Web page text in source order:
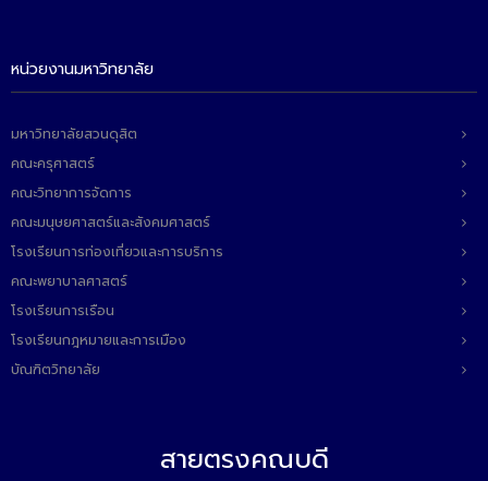
หน่วยงานมหาวิทยาลัย
มหาวิทยาลัยสวนดุสิต
คณะครุศาสตร์
คณะวิทยาการจัดการ
คณะมนุษยศาสตร์และสังคมศาสตร์
โรงเรียนการท่องเที่ยวและการบริการ
คณะพยาบาลศาสตร์
โรงเรียนการเรือน
โรงเรียนกฎหมายและการเมือง
บัณฑิตวิทยาลัย
สายตรงคณบดี